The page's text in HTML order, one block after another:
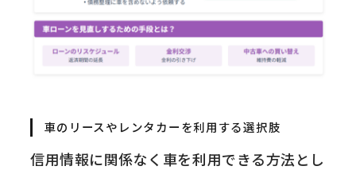
車のリースやレンタカーを利用する選択肢
信用情報に関係なく車を利用できる方法とし